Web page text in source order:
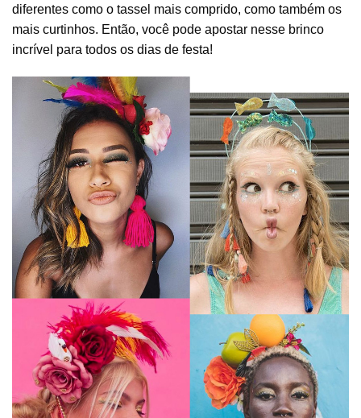
diferentes como o tassel mais comprido, como também os
mais curtinhos. Então, você pode apostar nesse brinco
incrível para todos os dias de festa!